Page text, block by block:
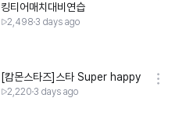
킹티어매치대비연습
2,498 3 days ago
[캄몬스타즈]스타 Super happy
2,220 3 days ago